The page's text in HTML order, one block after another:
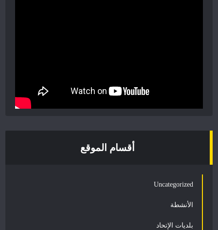
أقسام الموقع
Uncategorized
الأنشطة
بلديات الإتحاد